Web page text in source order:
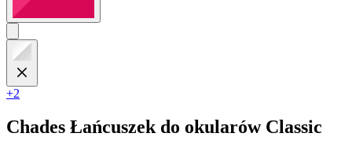
+2
Chades Łańcuszek do okularów Classic